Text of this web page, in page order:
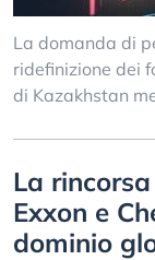
La domanda di
ridefinizione dei
di Kazakhstan
La
Exxon e
dominio